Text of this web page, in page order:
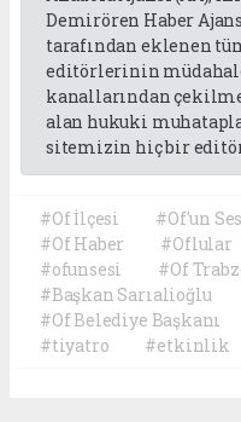
Demirören Haber
tarafından eklenen
editörlerinin
kanallarından
alan hukuki
sitemizin hiç bir
#Of İlçesi #Of'un
#Of Haber
#Oflular
#ofunsesi
#Of
#Başkan Sarıalioğlu
#Of Belediye Başkanı
#tiyatro
#etkinlik